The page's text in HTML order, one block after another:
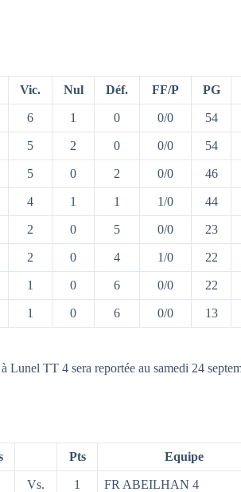
Vic. Nul Déf. FF/P PG
6 1 0 0/0 54
5 2 0 0/0 54
5 0 2 0/0 46
4 1 1 1/0 44
2 0 5 0/0 23
2 0 4 1/0 22
1 0 6 0/0 22
1 0 6 0/0 13
TT 4 sera reportée au samedi 24
Pts Equipe
Vs. 1 FR ABEILHAN 4